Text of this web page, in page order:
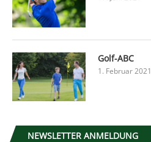
Golf-ABC
1. Februar 2021
NEWSLETTER ANMELDUNG